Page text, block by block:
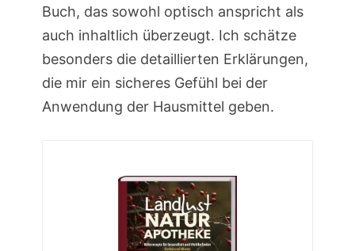
Buch, das sowohl optisch anspricht als
auch inhaltlich überzeugt. Ich schätze
besonders die detaillierten Erklärungen,
die mir ein sicheres Gefühl bei der
Anwendung der Hausmittel geben.